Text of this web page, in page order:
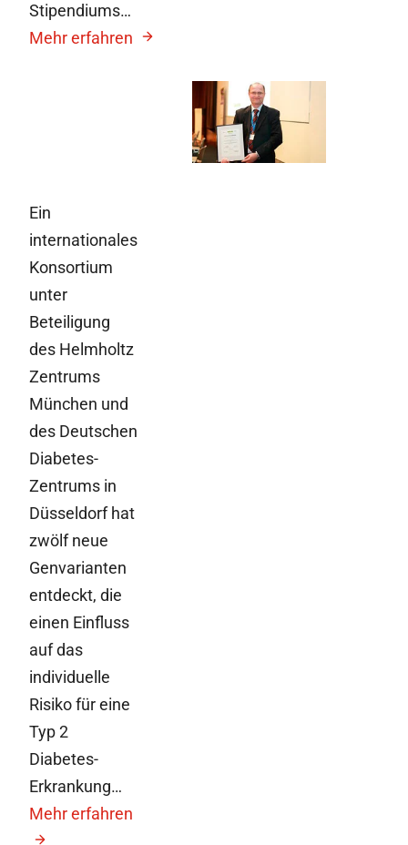
15. Juli 2010
Innovationspreis
Hochschulmedizin
Stipendiums…
Mehr erfahren
Ein
internationales
Konsortium
unter
Beteiligung
des Helmholtz
Zentrums
München und
des Deutschen
Diabetes-
Zentrums in
Düsseldorf hat
zwölf neue
Genvarianten
entdeckt, die
einen Einfluss
auf das
individuelle
Risiko für eine
Typ 2
Diabetes-
Erkrankung…
Mehr erfahren